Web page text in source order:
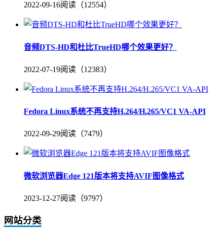
2022-09-16阅读（12554）
音频DTS-HD和杜比TrueHD哪个效果更好？
2022-07-19阅读（12383）
Fedora Linux系统不再支持H.264/H.265/VC1 VA-API
2022-09-29阅读（7479）
微软浏览器Edge 121版本将支持AVIF图像格式
2023-12-27阅读（9797）
网站分类